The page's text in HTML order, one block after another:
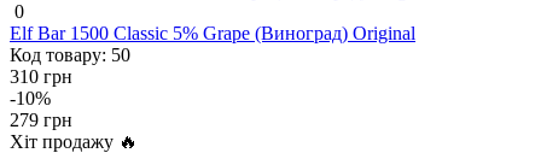
0
Elf Bar 1500 Classic 5% Grape (Виноград) Original
Код товару: 50
310 грн
-10%
279 грн
Хіт продажу 🔥